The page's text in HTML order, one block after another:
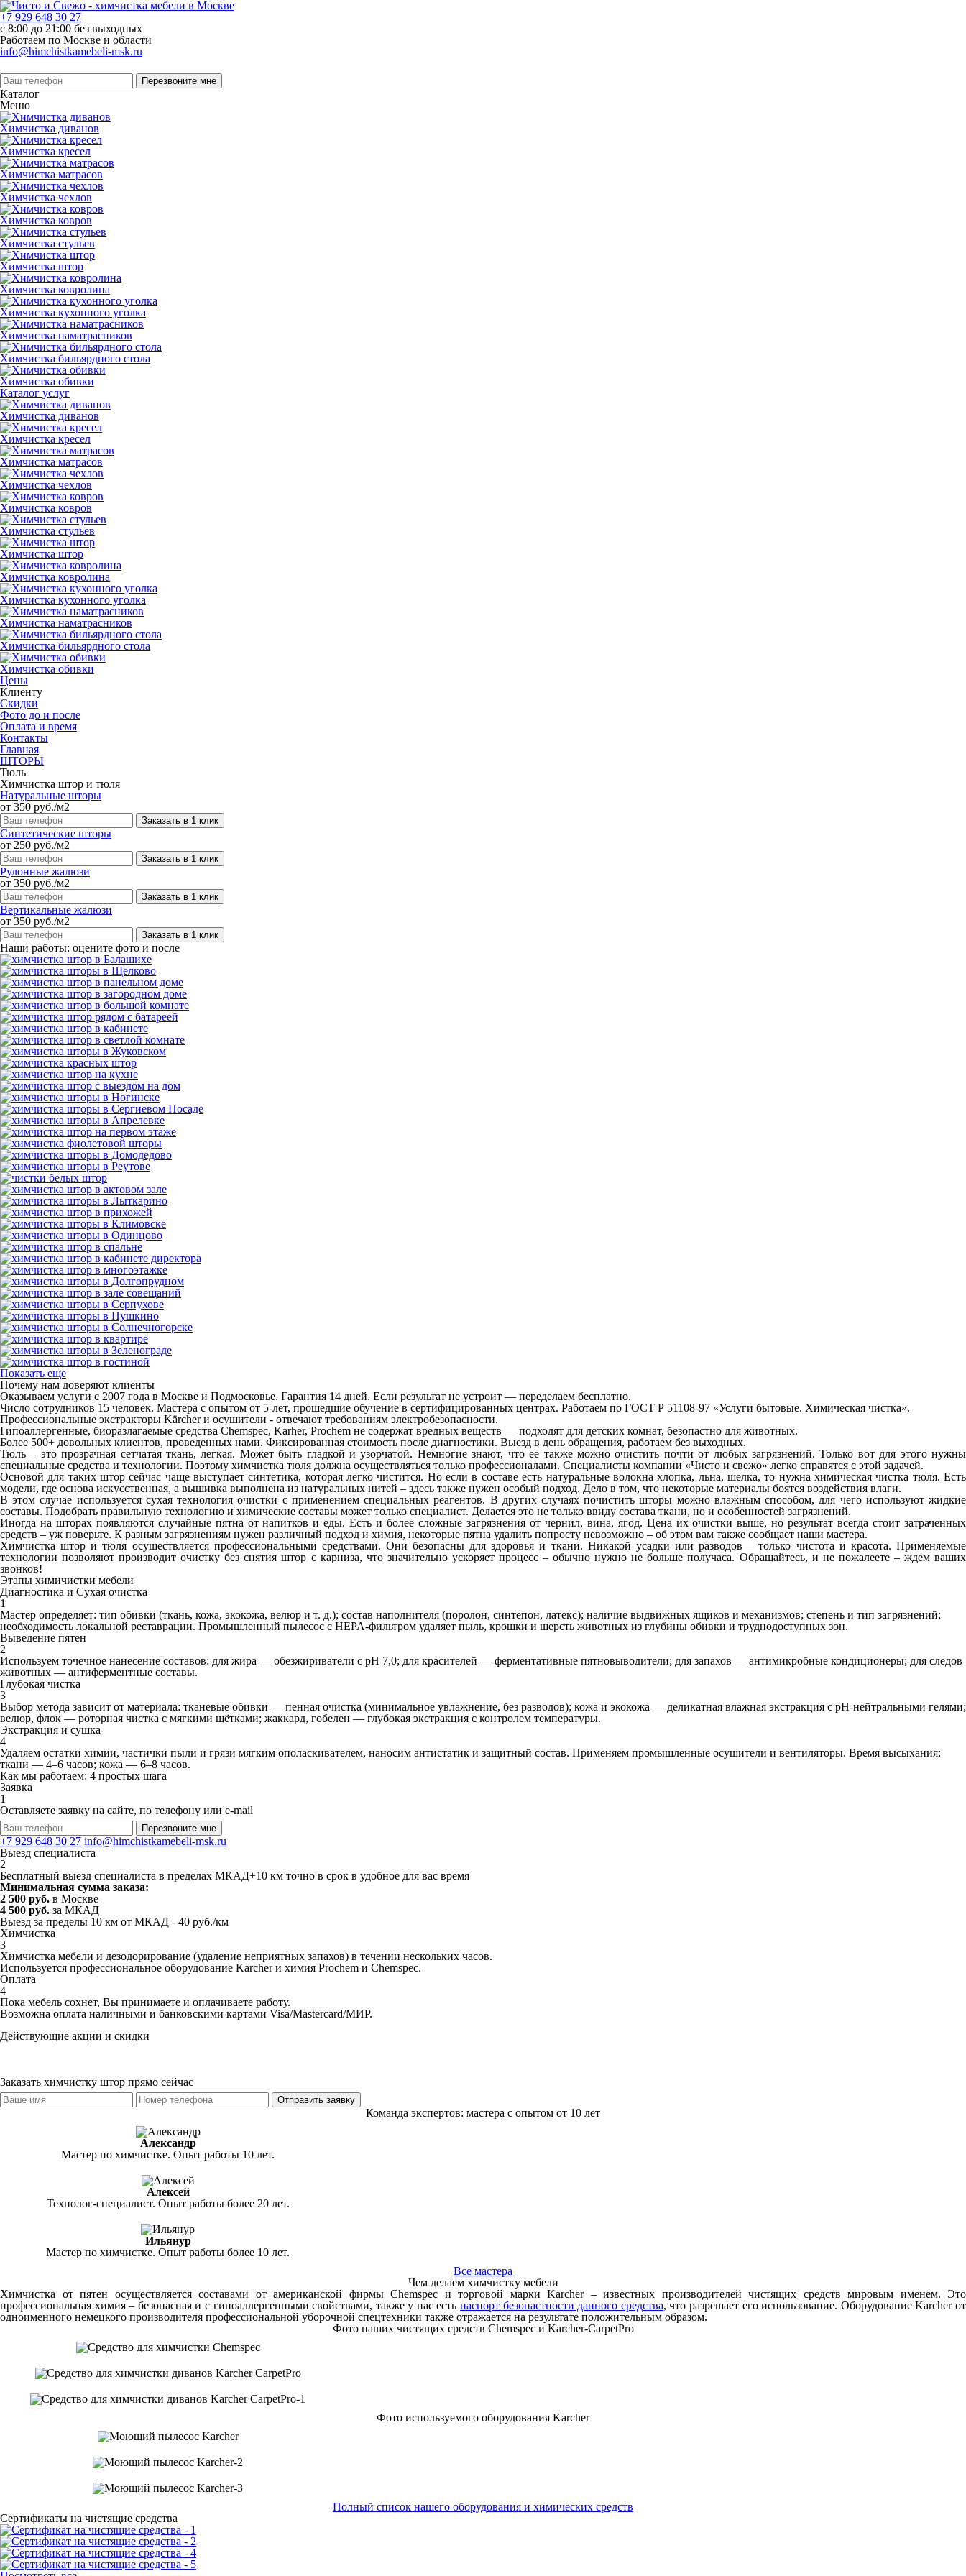
+7 929 648 30 27
с 8:00 до 21:00 без выходных
Работаем по Москве и области
info@himchistkamebeli-msk.ru
Перезвоните мне
Каталог
Меню
Химчистка диванов
Химчистка кресел
Химчистка матрасов
Химчистка чехлов
Химчистка ковров
Химчистка стульев
Химчистка штор
Химчистка ковролина
Химчистка кухонного уголка
Химчистка наматрасников
Химчистка бильярдного стола
Химчистка обивки
Каталог услуг
Химчистка диванов
Химчистка кресел
Химчистка матрасов
Химчистка чехлов
Химчистка ковров
Химчистка стульев
Химчистка штор
Химчистка ковролина
Химчистка кухонного уголка
Химчистка наматрасников
Химчистка бильярдного стола
Химчистка обивки
Цены
Клиенту
Скидки
Фото до и после
Оплата и время
Контакты
Главная
ШТОРЫ
Тюль
Химчистка штор и тюля
Натуральные шторы
от 350 руб./м2
Заказать в 1 клик
Синтетические шторы
от 250 руб./м2
Заказать в 1 клик
Рулонные жалюзи
от 350 руб./м2
Заказать в 1 клик
Вертикальные жалюзи
от 350 руб./м2
Заказать в 1 клик
Наши работы: оцените фото и после
Показать еще
Почему нам доверяют клиенты
Оказываем услуги с 2007 года в Москве и Подмосковье. Гарантия 14 дней. Если результат не устроит — переделаем бесплатно.
Число сотрудников 15 человек. Мастера с опытом от 5-лет, прошедшие обучение в сертифицированных центрах. Работаем по ГОСТ Р 51108‑97 «Услуги бытовые. Химическая чистка».
Профессиональные экстракторы Kärcher и осушители - отвечают требованиям электробезопасности.
Гипоаллергенные, биоразлагаемые средства Chemspec, Karher, Prochem не содержат вредных веществ — подходят для детских комнат, безопастно для животных.
Более 500+ довольных клиентов, проведенных нами. Фиксированная стоимость после диагностики. Выезд в день обращения, работаем без выходных.
Тюль – это прозрачная сетчатая ткань, легкая. Может быть гладкой и узорчатой. Немногие знают, что ее также можно очистить почти от любых загрязнений. Только вот для этого нужны
специальные средства и технологии. Поэтому химчистка тюля должна осуществляться только профессионалами. Специалисты компании «Чисто и свежо» легко справятся с этой задачей.
Основой для таких штор сейчас чаще выступает синтетика, которая легко чистится. Но если в составе есть натуральные волокна хлопка, льна, шелка, то нужна химическая чистка тюля. Есть
модели, где основа искусственная, а вышивка выполнена из натуральных нитей – здесь также нужен особый подход. Дело в том, что некоторые материалы боятся воздействия влаги.
В этом случае используется сухая технология очистки с применением специальных реагентов. В других случаях почистить шторы можно влажным способом, для чего используют жидкие
составы. Подобрать правильную технологию и химические составы может только специалист. Делается это не только ввиду состава ткани, но и особенностей загрязнений.
Иногда на шторах появляются случайные пятна от напитков и еды. Есть и более сложные загрязнения от чернил, вина, ягод. Цена их очистки выше, но результат всегда стоит затраченных
средств – уж поверьте. К разным загрязнениям нужен различный подход и химия, некоторые пятна удалить попросту невозможно – об этом вам также сообщает наши мастера.
Химчистка штор и тюля осуществляется профессиональными средствами. Они безопасны для здоровья и ткани. Никакой усадки или разводов – только чистота и красота. Применяемые
технологии позволяют производит очистку без снятия штор с карниза, что значительно ускоряет процесс – обычно нужно не больше получаса. Обращайтесь, и не пожалеете – ждем ваших
звонков!
Этапы химичистки мебели
Диагностика и Сухая очистка
1
Мастер определяет: тип обивки (ткань, кожа, экокожа, велюр и т. д.); состав наполнителя (поролон, синтепон, латекс); наличие выдвижных ящиков и механизмов; степень и тип загрязнений;
необходимость локальной реставрации. Промышленный пылесос с HEPA‑фильтром удаляет пыль, крошки и шерсть животных из глубины обивки и труднодоступных зон.
Выведение пятен
2
Используем точечное нанесение составов: для жира — обезжириватели с pH 7,0; для красителей — ферментативные пятновыводители; для запахов — антимикробные кондиционеры; для следов
животных — антиферментные составы.
Глубокая чистка
3
Выбор метода зависит от материала: тканевые обивки — пенная очистка (минимальное увлажнение, без разводов); кожа и экокожа — деликатная влажная экстракция с pH‑нейтральными гелями;
велюр, флок — роторная чистка с мягкими щётками; жаккард, гобелен — глубокая экстракция с контролем температуры.
Экстракция и сушка
4
Удаляем остатки химии, частички пыли и грязи мягким ополаскивателем, наносим антистатик и защитный состав. Применяем промышленные осушители и вентиляторы. Время высыхания:
ткани — 4–6 часов; кожа — 6–8 часов.
Как мы работаем: 4 простых шага
Заявка
1
Оставляете заявку на сайте, по телефону или e-mail
Перезвоните мне
+7 929 648 30 27 info@himchistkamebeli-msk.ru
Выезд специалиста
2
Бесплатный выезд специалиста в пределах МКАД+10 км точно в срок в удобное для вас время
Минимальная сумма заказа:
2 500 руб. в Москве
4 500 руб. за МКАД
Выезд за пределы 10 км от МКАД - 40 руб./км
Химчистка
3
Химчистка мебели и дезодорирование (удаление неприятных запахов) в течении нескольких часов.
Используется профессиональное оборудование Karcher и химия Prochem и Chemspec.
Оплата
4
Пока мебель сохнет, Вы принимаете и оплачиваете работу.
Возможна оплата наличными и банковскими картами Visa/Mastercard/МИР.
Действующие акции и скидки
Заказать химчистку штор прямо сейчас
Отправить заявку
Команда экспертов: мастера с опытом от 10 лет
Александр
Мастер по химчистке. Опыт работы 10 лет.
Алексей
Технолог-специалист. Опыт работы более 20 лет.
Ильянур
Мастер по химчистке. Опыт работы более 10 лет.
Все мастера
Чем делаем химчистку мебели
Химчистка от пятен осуществляется составами от американской фирмы Chemspec и торговой марки Karcher – известных производителей чистящих средств мировым именем. Это
профессиональная химия – безопасная и с гипоаллергенными свойствами, также у нас естьпаспорт безопастности данного средства, что разрешает его использование. Оборудование Karcher от
одноименного немецкого производителя профессиональной уборочной спецтехники также отражается на результате положительным образом.
Фото наших чистящих средств Chemspec и Karcher-CarpetPro
Фото используемого оборудования Karcher
Полный список нашего оборудования и химических средств
Сертификаты на чистящие средства